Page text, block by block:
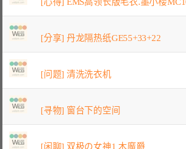
[分享] 丹龙隔热纸GE55+33+22
[问题] 清洗洗衣机
[寻物] 窗台下的空间
[闲聊] 双极の女神1 木魔爵